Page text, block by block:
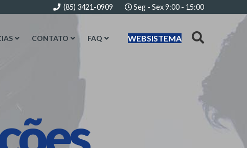
(85) 3421-0909 Seg - Sex 9:00 - 15:00
WEBSISTEMA
CONTATO FAQ